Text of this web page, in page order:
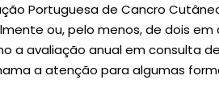
Portuguesa de Cancro
ou, pelo menos, de dois em
a avaliação anual em consulta
a atenção para algumas